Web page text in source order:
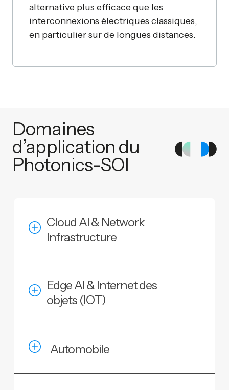
alternative plus efficace que les
interconnexions électriques classiques,
en particulier sur de longues distances.
Domaines
d’application du
Photonics-SOI
Cloud AI & Network
Infrastructure
Edge AI & Internet des
objets (IOT)
Automobile